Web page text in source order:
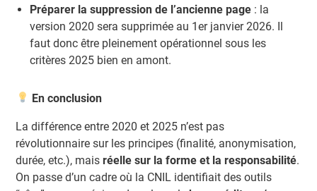
Préparer la suppression de l’ancienne page : la
version 2020 sera supprimée au 1er janvier 2026. Il
faut donc être pleinement opérationnel sous les
critères 2025 bien en amont.
En conclusion
La différence entre 2020 et 2025 n’est pas
révolutionnaire sur les principes (finalité, anonymisation,
durée, etc.), maisréelle sur la forme et la responsabilité.
On passe d’un cadre où la CNIL identifiait des outils